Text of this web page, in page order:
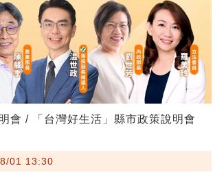
會 / 「台灣好生活」縣市政策說明會
01 13:30